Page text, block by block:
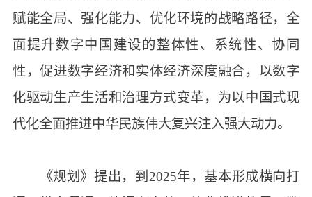
赋能全局、强化能力、优化环境的战略路径，全
面提升数字中国建设的整体性、系统性、协同
性，促进数字经济和实体经济深度融合，以数字
化驱动生产生活和治理方式变革，为以中国式现
代化全面推进中华民族伟大复兴注入强大动力。
《规划》提出，到2025年，基本形成横向打